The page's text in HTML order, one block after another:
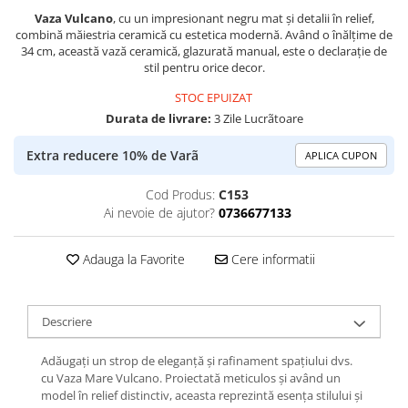
Vaza Vulcano, cu un impresionant negru mat și detalii în relief,
combină măiestria ceramică cu estetica modernă. Având o înălțime de
34 cm, această vază ceramică, glazurată manual, este o declarație de
stil pentru orice decor.
STOC EPUIZAT
Durata de livrare: 3 Zile Lucrãtoare
Extra reducere 10% de Varã APLICA CUPON
Cod Produs: C153
Ai nevoie de ajutor? 0736677133
Adauga la Favorite Cere informatii
Descriere
Adăugați un strop de eleganță și rafinament spațiului dvs.
cu Vaza Mare Vulcano. Proiectată meticulos și având un
model în relief distinctiv, aceasta reprezintă esența stilului și